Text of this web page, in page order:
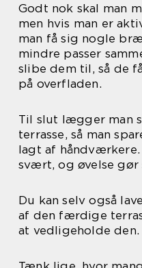
Godt nok skal man
men hvis man er
man få sig nogle
mindre passer
slibe dem til, så de
på overfladen.
Til slut lægger man
terrasse, så man
lagt af
svært, og øvelse gør
Du kan selv også
af den færdige
at vedligeholde den.